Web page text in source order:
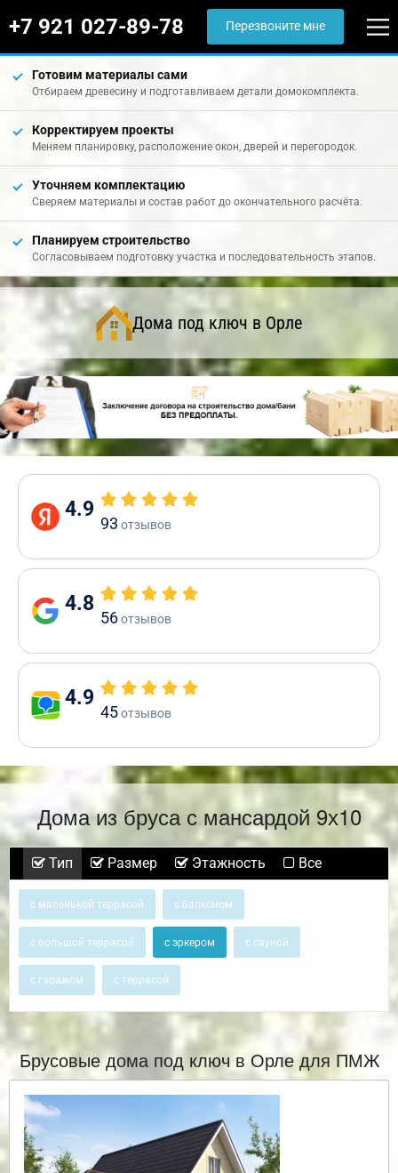
+7 921 027-89-78 Перезвоните мне
Готовим материалы сами
Отбираем древесину и подготавливаем детали домокомплекта.
Корректируем проекты
Меняем планировку, расположение окон, дверей и перегородок.
Уточняем комплектацию
Сверяем материалы и состав работ до окончательного расчёта.
Планируем строительство
Согласовываем подготовку участка и последовательность этапов.
Дома под ключ в Орле
4.9
93 отзывов
4.8
56отзывов
4.9
45отзывов
Дома из бруса с мансардой 9х10
Тип Размер Этажность Все
с маленькой террасой с балконом
с большой террасой с эркером с сауной
с гаражом с террасой
Брусовые дома под ключ в Орле для ПМЖ